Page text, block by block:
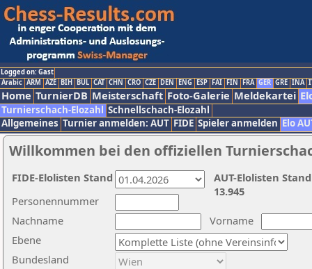
Logged on: Gast
Arabic ARM AZE BIH BUL CAT CHN CRO CZE DEN ENG ESP FAI FIN FRA GER GRE INA
Home TurnierDB Meisterschaft Foto-Galerie Meldekartei
Turnierschach-Elozahl Schnellschach-Elozahl
Allgemeines Turnier anmelden: AUT FIDE Spieler anmelden Elo
Willkommen bei den offiziellen
Nachname
Vorname
Ebene
Personennummer
Bundesland
AUT-Elolisten
13.945
FIDE-Elolisten Stand